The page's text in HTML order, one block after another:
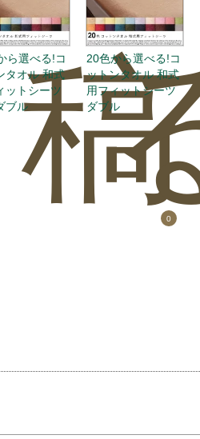
稿
0
ら選べる!コ
タオル 和式
ットシーツ
ブル
20色から選べる!コ
ットンタオル 和式
用フィットシーツ
ダブル